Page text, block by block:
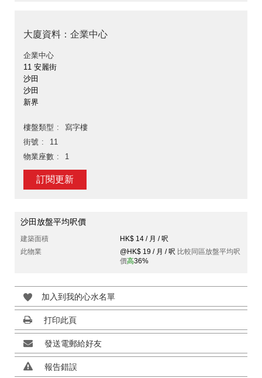
大廈資料：企業中心
企業中心
11 安麗街
沙田
沙田
新界
樓盤類型
寫字樓
街號
11
物業座數
1
訂閱更新
沙田放盤平均呎價
建築面積
HK$ 14 / 月 / 呎
此物業
@HK$ 19 / 月 / 呎 比較同區放盤平均呎
價高36%
加入到我的心水名單
打印此頁
發送電郵給好友
報告錯誤